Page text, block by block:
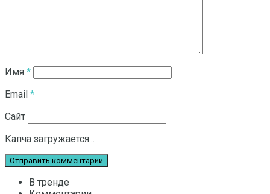
Имя *
Email *
Сайт
Капча загружается...
В тренде